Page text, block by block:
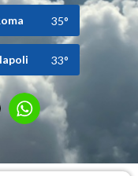
35°
33°